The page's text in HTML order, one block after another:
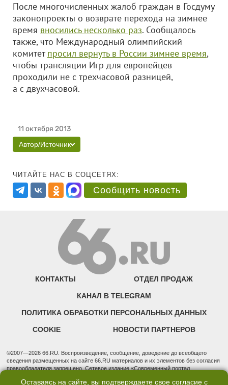
После многочисленных жалоб граждан в Госдуму
законопроекты о возврате перехода на зимнее
время вносились несколько раз. Сообщалось
также, что Международный олимпийский
комитетпросил вернуть в России зимнее время,
чтобы трансляции Игр для европейцев
проходили не с трехчасовой разницей,
а с двухчасовой.
11 октября 2013
Автор/Источник
ЧИТАЙТЕ НАС В СОЦСЕТЯХ:
Сообщить новость
КОНТАКТЫ ОТДЕЛ ПРОДАЖ
КАНАЛ В TELEGRAM
ПОЛИТИКА ОБРАБОТКИ ПЕРСОНАЛЬНЫХ ДАННЫХ
COOKIE НОВОСТИ ПАРТНЕРОВ
©2007—2026 66.RU. Воспроизведение, сообщение, доведение до всеобщего
сведения размещенных на сайте 66.RU материалов и их элементов без согласия
правообладателя запрещено. Сетевое издание «Современный портал
надзору в сфере связи, информационных технологий и массовых коммуникаций
Оставаясь на сайте, вы подтверждаете свое согласие с